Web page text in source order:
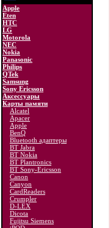
Apple
Eten
HTC
LG
Motorola
NEC
Nokia
Panasonic
Philips
QTek
Samsung
Sony Ericsson
Аксессуары
Карты памяти
Alcatel
Apacer
Apple
BenQ
Bluetooth адаптеры
BT Jabra
BT Nokia
BT Plantronics
BT Sony-Ericsson
Canon
Canyon
CardReaders
Crumpler
D-LEX
Dicota
Fujitsu Siemens